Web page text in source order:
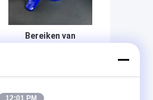
Bereiken van
12:01 PM